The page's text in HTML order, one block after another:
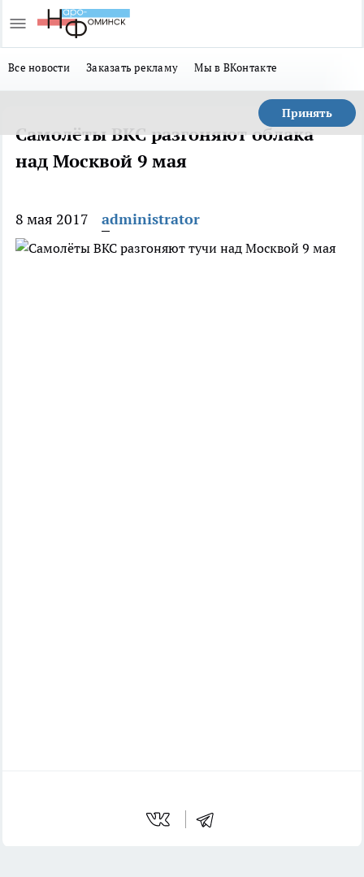
Все новости Заказать рекламу Мы в ВКонтакте
Принять
Самолёты ВКС разгоняют облака
над Москвой 9 мая
8 мая 2017 administrator